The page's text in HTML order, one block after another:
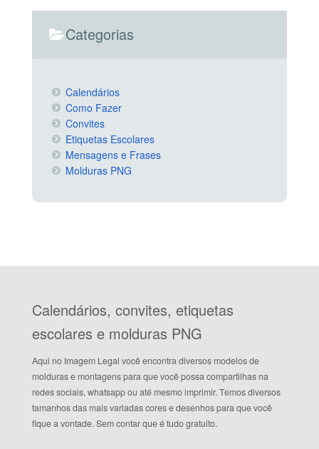
Categorias
Calendários
Como Fazer
Convites
Etiquetas Escolares
Mensagens e Frases
Molduras PNG
Calendários, convites, etiquetas
escolares e molduras PNG
Aqui no Imagem Legal você encontra diversos modelos de
molduras e montagens para que você possa compartilhas na
redes sociais, whatsapp ou até mesmo imprimir. Temos diversos
tamanhos das mais variadas cores e desenhos para que você
fique a vontade. Sem contar que é tudo gratuito.